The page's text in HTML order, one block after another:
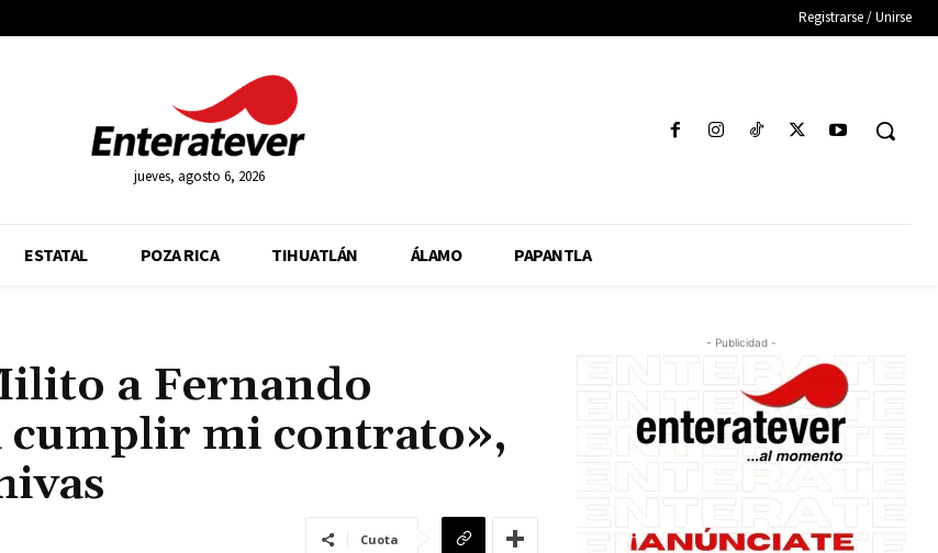
Registrarse / Unirse
jueves, agosto 6, 2026
ESTATAL POZA RICA TIHUATLÁN ÁLAMO PAPANTLA
a Fernando
cumplir mi contrato»,
Cuota
- Publicidad -